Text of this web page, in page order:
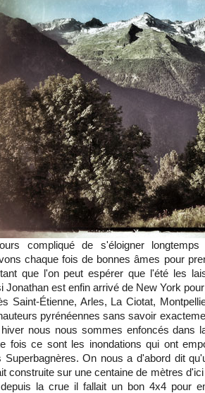
compliqué de s'éloigner
chaque fois de bonnes âmes pour
que l'on peut espérer que l'été les
Jonathan est enfin arrivé de New York
Saint-Étienne, Arles, La Ciotat,
pyrénéennes sans savoir
nous nous sommes enfoncés dans
fois ce sont les inondations qui ont
Superbagnères. On nous a d'abord dit
construite sur une centaine de mètres
la crue il fallait un bon 4x4 pour